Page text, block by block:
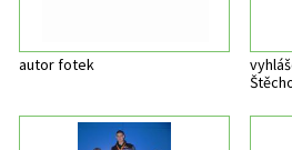
autor fotek